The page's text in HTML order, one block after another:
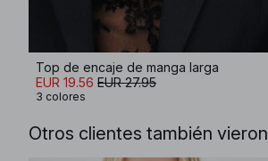
Top de encaje de manga larga
EUR 19.56 EUR 27.95
3 colores
Otros clientes también vieron